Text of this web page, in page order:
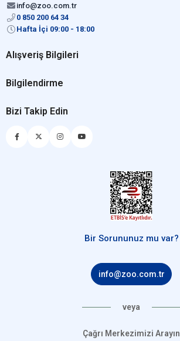
info@zoo.com.tr
0 850 200 64 34
Hafta İçi 09:00 - 18:00
Alışveriş Bilgileri
Bilgilendirme
Bizi Takip Edin
Bir Sorununuz mu var?
info@zoo.com.tr
veya
Çağrı Merkezimizi Arayın